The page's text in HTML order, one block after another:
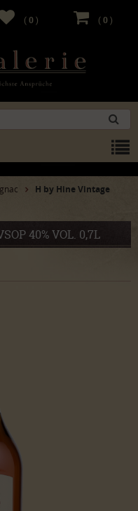
(0 )
(0 )
H by Hine Vintage
40% VOL. 0,7L